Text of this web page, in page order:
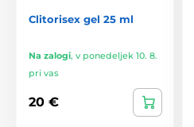
Clitorisex gel 25 ml
Na zalogi, v ponedeljek 10. 8.
pri vas
20 €